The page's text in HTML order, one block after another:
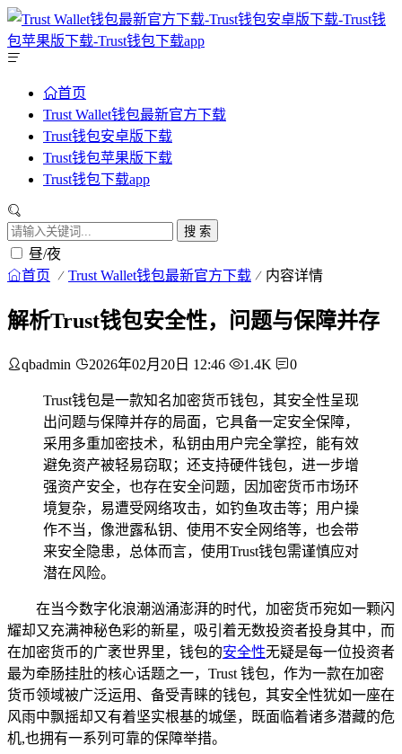
首页
Trust Wallet钱包最新官方下载
Trust钱包安卓版下载
Trust钱包苹果版下载
Trust钱包下载app
搜 索
昼/夜
首页 Trust Wallet钱包最新官方下载 内容详情
解析Trust钱包安全性，问题与保障并存
qbadmin 2026年02月20日 12:46 1.4K 0
Trust钱包是一款知名加密货币钱包，其安全性呈现
出问题与保障并存的局面，它具备一定安全保障，
采用多重加密技术，私钥由用户完全掌控，能有效
避免资产被轻易窃取；还支持硬件钱包，进一步增
强资产安全，也存在安全问题，因加密货币市场环
境复杂，易遭受网络攻击，如钓鱼攻击等；用户操
作不当，像泄露私钥、使用不安全网络等，也会带
来安全隐患，总体而言，使用Trust钱包需谨慎应对
潜在风险。
在当今数字化浪潮汹涌澎湃的时代，加密货币宛如一颗闪
耀却又充满神秘色彩的新星，吸引着无数投资者投身其中，而
在加密货币的广袤世界里，钱包的安全性无疑是每一位投资者
最为牵肠挂肚的核心话题之一，Trust 钱包，作为一款在加密
货币领域被广泛运用、备受青睐的钱包，其安全性犹如一座在
风雨中飘摇却又有着坚实根基的城堡，既面临着诸多潜藏的危
机,也拥有一系列可靠的保障举措。